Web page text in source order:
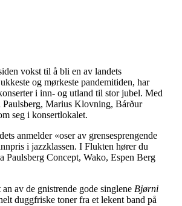
vokst til å bli en av landets
og mørkeste pandemitiden, har
i inn- og utland til stor jubel. Med
Paulsberg, Marius Klovning, Bárður
seg i konsertlokalet.
anmelder «oser av grensesprengende
i jazzklassen. I Flukten hører du
Paulsberg Concept, Wako, Espen Berg
av de gnistrende gode singlene Bjørni
duggfriske toner fra et lekent band på